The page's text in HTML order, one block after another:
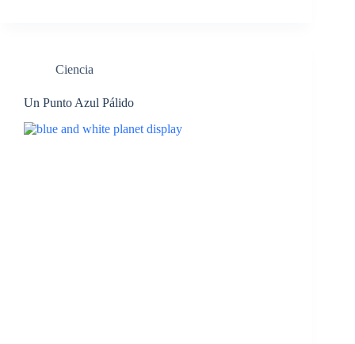
Ciencia
Un Punto Azul Pálido